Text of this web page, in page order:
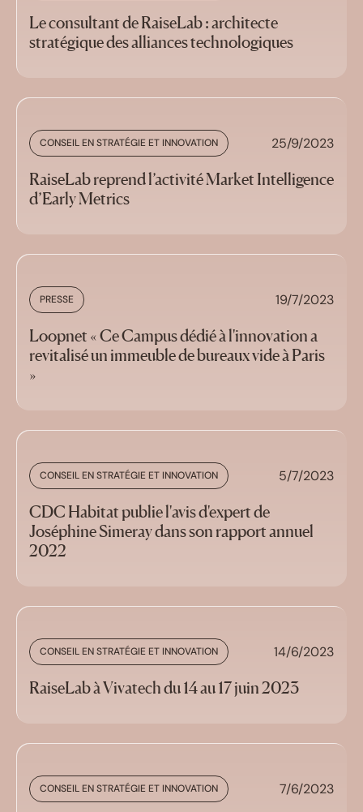
Le consultant de RaiseLab : architecte
stratégique des alliances technologiques
CONSEIL EN STRATÉGIE ET INNOVATION 25/9/2023
RaiseLab reprend l’activité Market Intelligence
d’Early Metrics
PRESSE 19/7/2023
Loopnet « Ce Campus dédié à l'innovation a
revitalisé un immeuble de bureaux vide à Paris
»
CONSEIL EN STRATÉGIE ET INNOVATION 5/7/2023
CDC Habitat publie l'avis d'expert de
Joséphine Simeray dans son rapport annuel
2022
CONSEIL EN STRATÉGIE ET INNOVATION 14/6/2023
RaiseLab à Vivatech du 14 au 17 juin 2023
CONSEIL EN STRATÉGIE ET INNOVATION 7/6/2023